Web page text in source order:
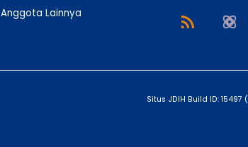
Anggota Lainnya
Situs JDIH Build ID: 15497 (